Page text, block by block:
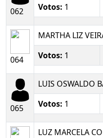
062
Votos: 1
064
MARTHA LIZ
Votos: 1
065
LUIS OSWALDO
Votos: 1
LUZ MARCELA